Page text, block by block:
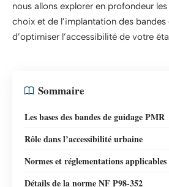
nous allons explorer en profondeur
choix et de l’implantation des
d’optimiser l’accessibilité de votre
Sommaire
Les bases des bandes de guidage PMR
Rôle dans l’accessibilité urbaine
Normes et réglementations applicables
Détails de la norme NF P98-352